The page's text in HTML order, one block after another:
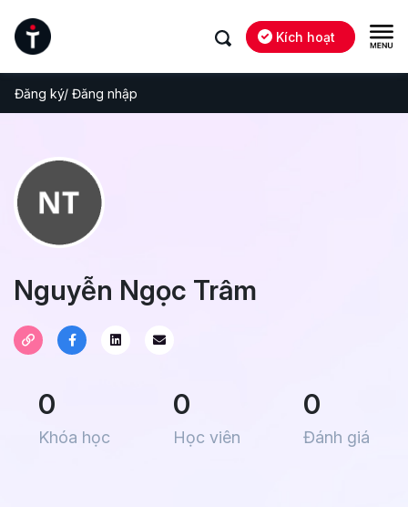
Kích hoạt
Đăng ký/ Đăng nhập
Nguyễn Ngọc Trâm
0
Khóa học
0
Học viên
0
Đánh giá